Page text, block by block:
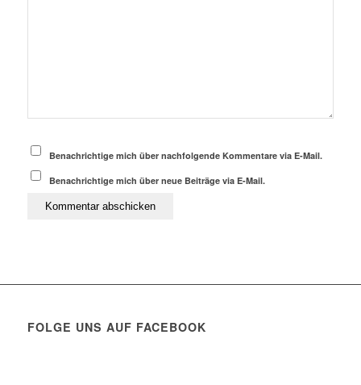
Benachrichtige mich über nachfolgende Kommentare via E-Mail.
Benachrichtige mich über neue Beiträge via E-Mail.
FOLGE UNS AUF FACEBOOK